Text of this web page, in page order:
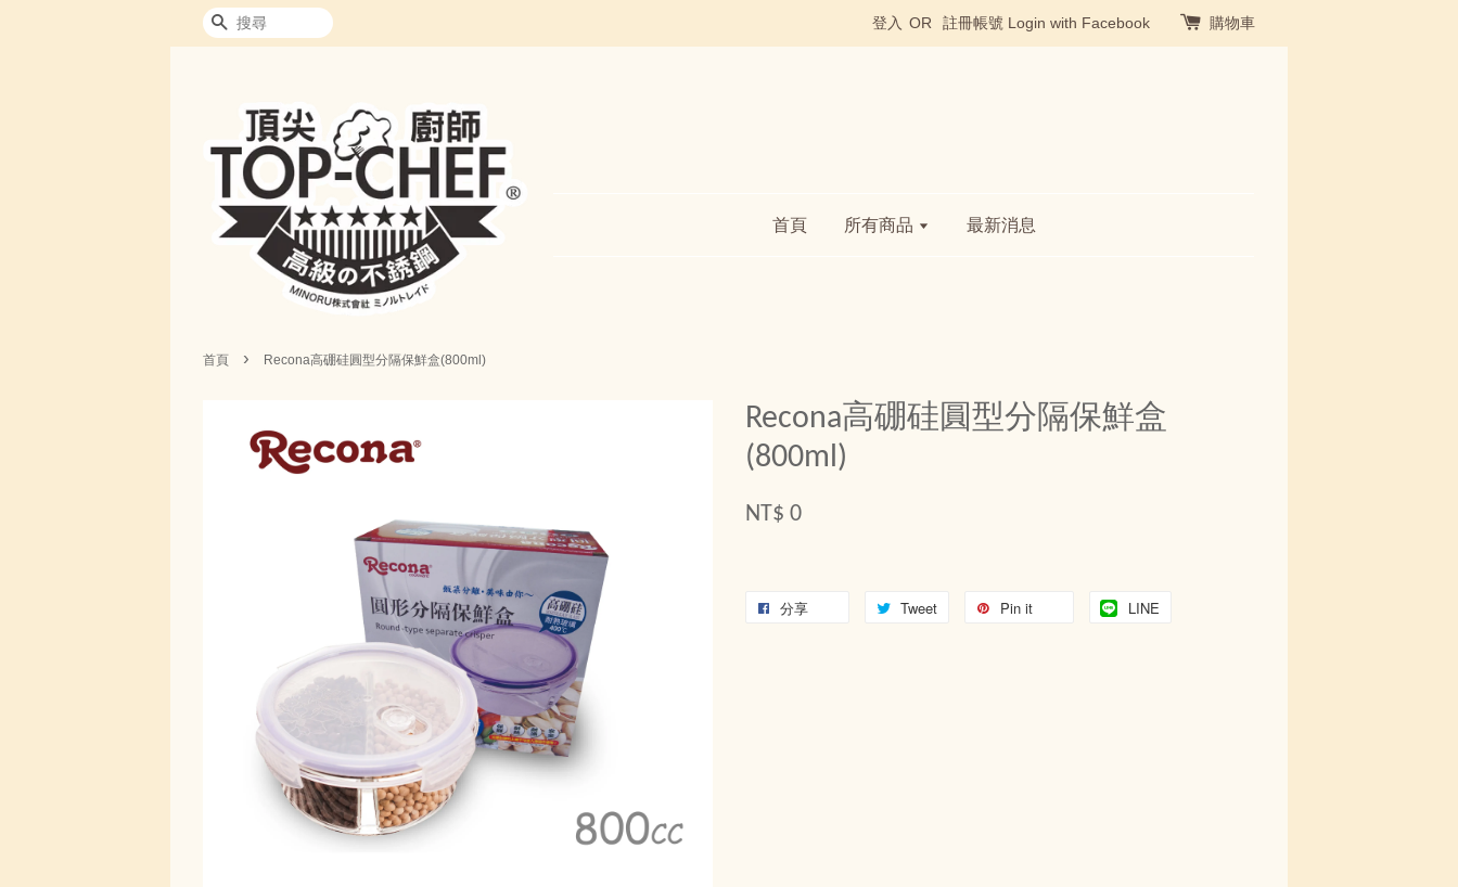
搜尋 登入 OR 註冊帳號 Login with Facebook 購物車
首頁 所有商品 最新消息
首頁 › Recona高硼硅圓型分隔保鮮盒(800ml)
Recona高硼硅圓型分隔保鮮盒
(800ml)
NT$ 0
分享 Tweet Pin it LINE